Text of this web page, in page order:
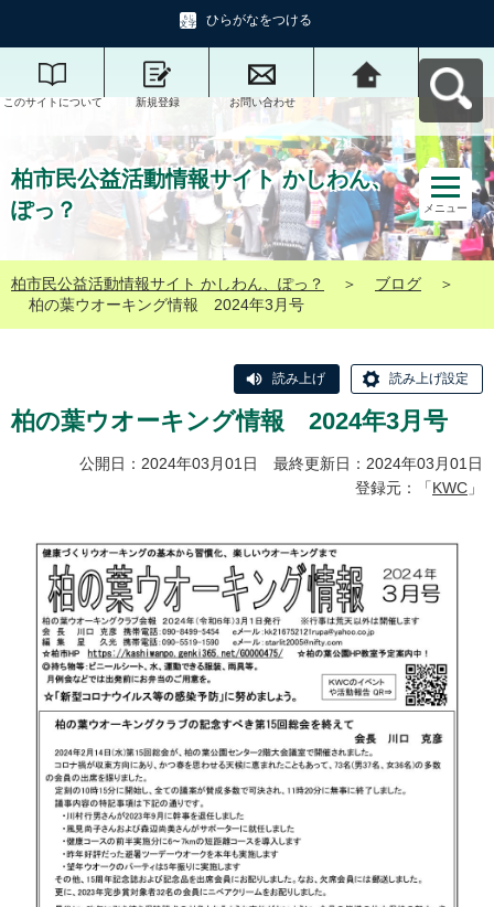
ひらがなをつける
このサイトについて 新規登録 お問い合わせ
柏市民公益活動情報
サイト かしわん、ぽ
っ？へ戻る
柏市民公益活動情報サイト かしわん、
ぽっ？
メニュー
柏市民公益活動情報サイト かしわん、ぽっ？ ＞ ブログ
＞
柏の葉ウオーキング情報 2024年3月号
読み上げ 読み上げ設定
柏の葉ウオーキング情報 2024年3月号
公開日：2024年03月01日 最終更新日：2024年03月01日
登録元：「KWC 」